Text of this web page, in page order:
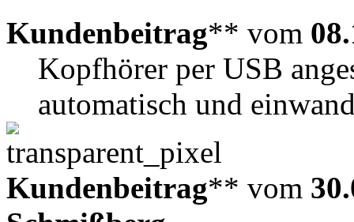
Kundenbeitrag** vom
Kopfhörer per USB
automatisch und
Kundenbeitrag** vom